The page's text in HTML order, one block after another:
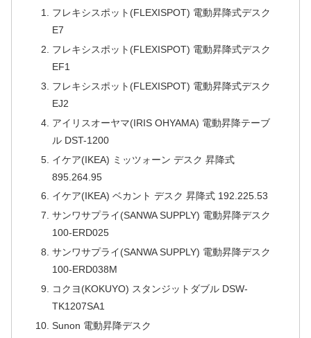
フレキシスポット(FLEXISPOT) 電動昇降式デスク
E7
フレキシスポット(FLEXISPOT) 電動昇降式デスク
EF1
フレキシスポット(FLEXISPOT) 電動昇降式デスク
EJ2
アイリスオーヤマ(IRIS OHYAMA) 電動昇降テーブ
ル DST-1200
イケア(IKEA) ミッツォーン デスク 昇降式
895.264.95
イケア(IKEA) ベカント デスク 昇降式 192.225.53
サンワサプライ(SANWA SUPPLY) 電動昇降デスク
100-ERD025
サンワサプライ(SANWA SUPPLY) 電動昇降デスク
100-ERD038M
コクヨ(KOKUYO) スタンジットダブル DSW-
TK1207SA1
Sunon 電動昇降デスク